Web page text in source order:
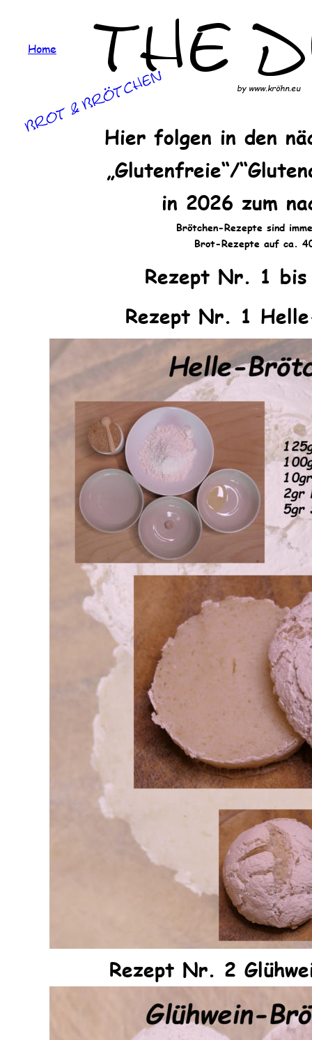
Theby www.kröhn.eu
Home
Hier folgen in den
„Glutenfreie“/
in 2026 zum
Brötchen-Rezepte sind
Brot-Rezepte auf ca.
Rezept Nr. 1
Rezept Nr. 1
Rezept Nr. 2